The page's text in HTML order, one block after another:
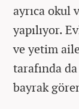
ayrıca okul
yapılıyor.
ve yetim
tarafında
bayrak